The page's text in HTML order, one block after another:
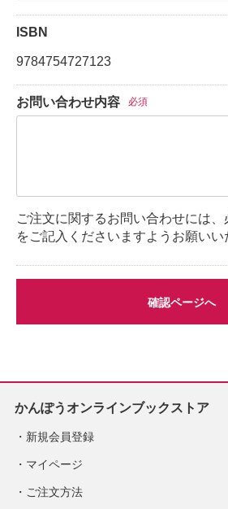
ISBN
9784754727123
お問い合わせ内容 必須
ご注文に関するお問い合わせには、
をご記入くださいますようお願いい
確認ページへ
かんぽうオンラインブックストア
新規会員登録
マイページ
ご注文方法